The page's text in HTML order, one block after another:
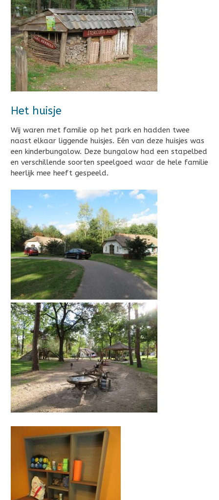
Het huisje
Wij waren met familie op het park en hadden twee
naast elkaar liggende huisjes. Eén van deze huisjes was
een kinderbungalow. Deze bungalow had een stapelbed
en verschillende soorten speelgoed waar de hele familie
heerlijk mee heeft gespeeld.